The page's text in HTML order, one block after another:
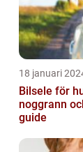
18 januari
Bilsele för
noggrann
guide